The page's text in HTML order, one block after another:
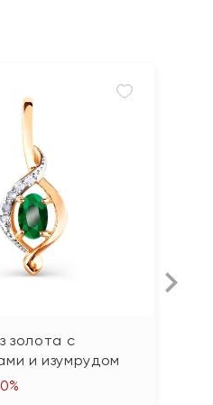
золота с
и изумрудом